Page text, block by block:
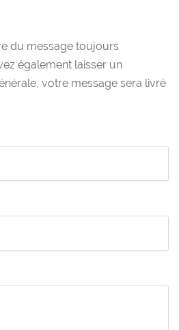
du message toujours
également laisser un
votre message sera livré